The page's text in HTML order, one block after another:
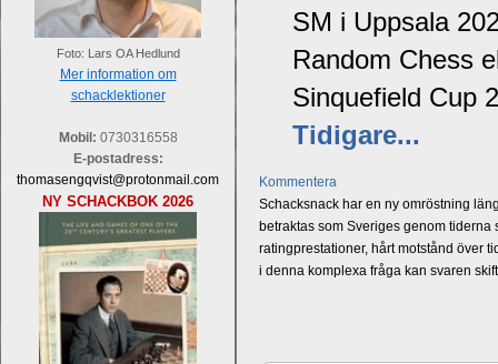
Foto: Lars OA Hedlund
Mer information om
schacklektioner
Mobil: 0730316558
E-postadress:
thomasengqvist@protonmail.com
NY SCHACKBOK 2026
SM i Uppsala
Random Chess
Sinquefield Cup
Tidigare...
Kommentera
Schacksnack har en ny omröstning
betraktas som Sveriges genom
ratingprestationer, hårt motstånd över
i denna komplexa fråga kan svaren